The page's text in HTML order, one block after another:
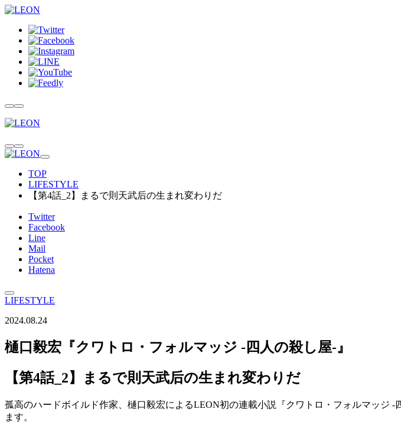
TOP
LIFESTYLE
【第4話_2】まるで則天武后の生まれ変わりだ
Twitter
Facebook
Line
Mail
Pocket
Hatena
LIFESTYLE
2024.08.24
樋口毅宏『クワトロ・フォルマッジ -四人の殺し屋-』
【第4話_2】まるで則天武后の生まれ変わりだ
孤高のハードボイルド作家、樋口毅宏によるLEON初の連載小説『クワトロ・フォルマッジ
ます。